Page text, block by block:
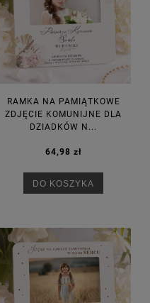
RAMKA NA PAMIĄTKOWE
ZDJĘCIE KOMUNIJNE DLA
DZIADKÓW N...
64,98 zł
DO KOSZYKA